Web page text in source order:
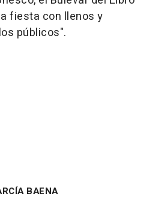
fiesta con llenos y
públicos".
BAENA